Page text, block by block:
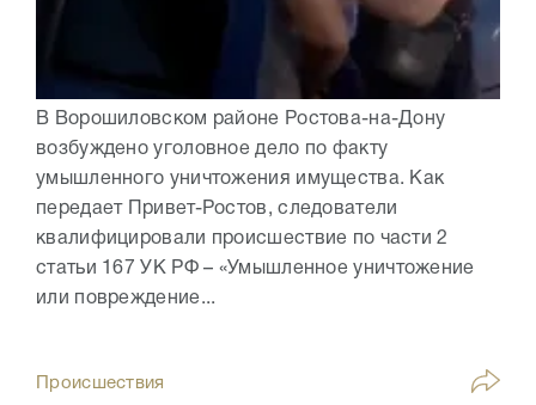
В Ворошиловском районе Ростова-на-Дону
возбуждено уголовное дело по факту
умышленного уничтожения имущества. Как
передает Привет-Ростов, следователи
квалифицировали происшествие по части 2
статьи 167 УК РФ – «Умышленное уничтожение
или повреждение...
Происшествия